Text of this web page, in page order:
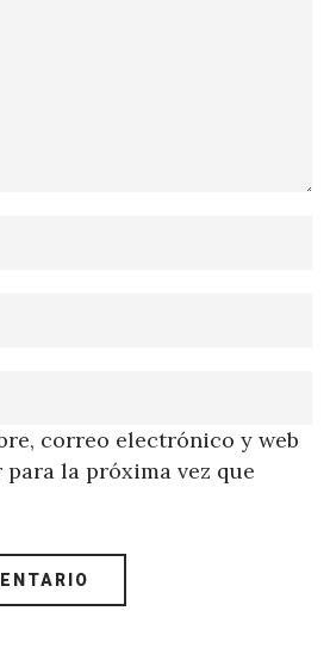
correo electrónico y web
para la próxima vez que